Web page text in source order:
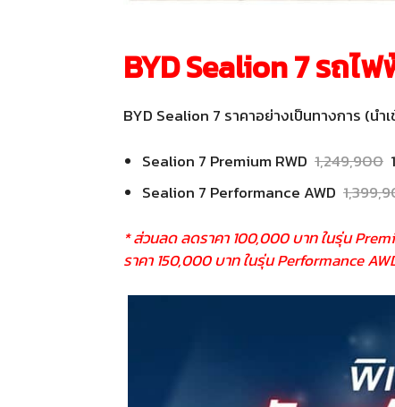
BYD Sealion 7 รถไ
BYD Sealion 7 ราคาอย่างเป็นทางการ (นำ
Sealion 7 Premium RWD 1,249,900
Sealion 7 Performance AWD
* ส่วนลด ลดราคา 100,000 บาท ในรุ่น
ราคา 150,000 บาท ในรุ่น Performance